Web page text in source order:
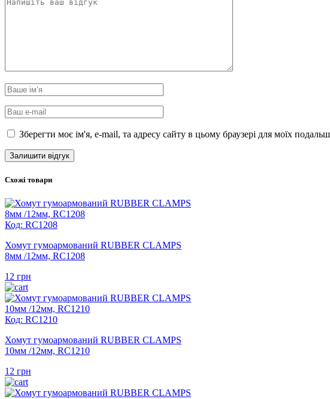
Зберегти моє ім'я, e-mail, та адресу сайту в цьому браузері для моїх
Схожі товари
Код: RC1208
Хомут гумоармований RUBBER CLAMPS
8мм /12мм, RC1208
12 грн
Код: RC1210
Хомут гумоармований RUBBER CLAMPS
10мм /12мм, RC1210
12 грн